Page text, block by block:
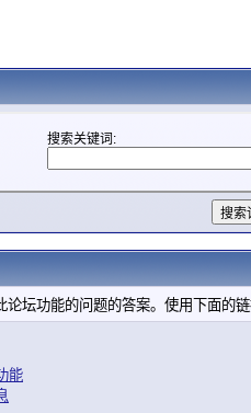
搜索关键词:
论坛功能的问题的答案。使用下面的
能